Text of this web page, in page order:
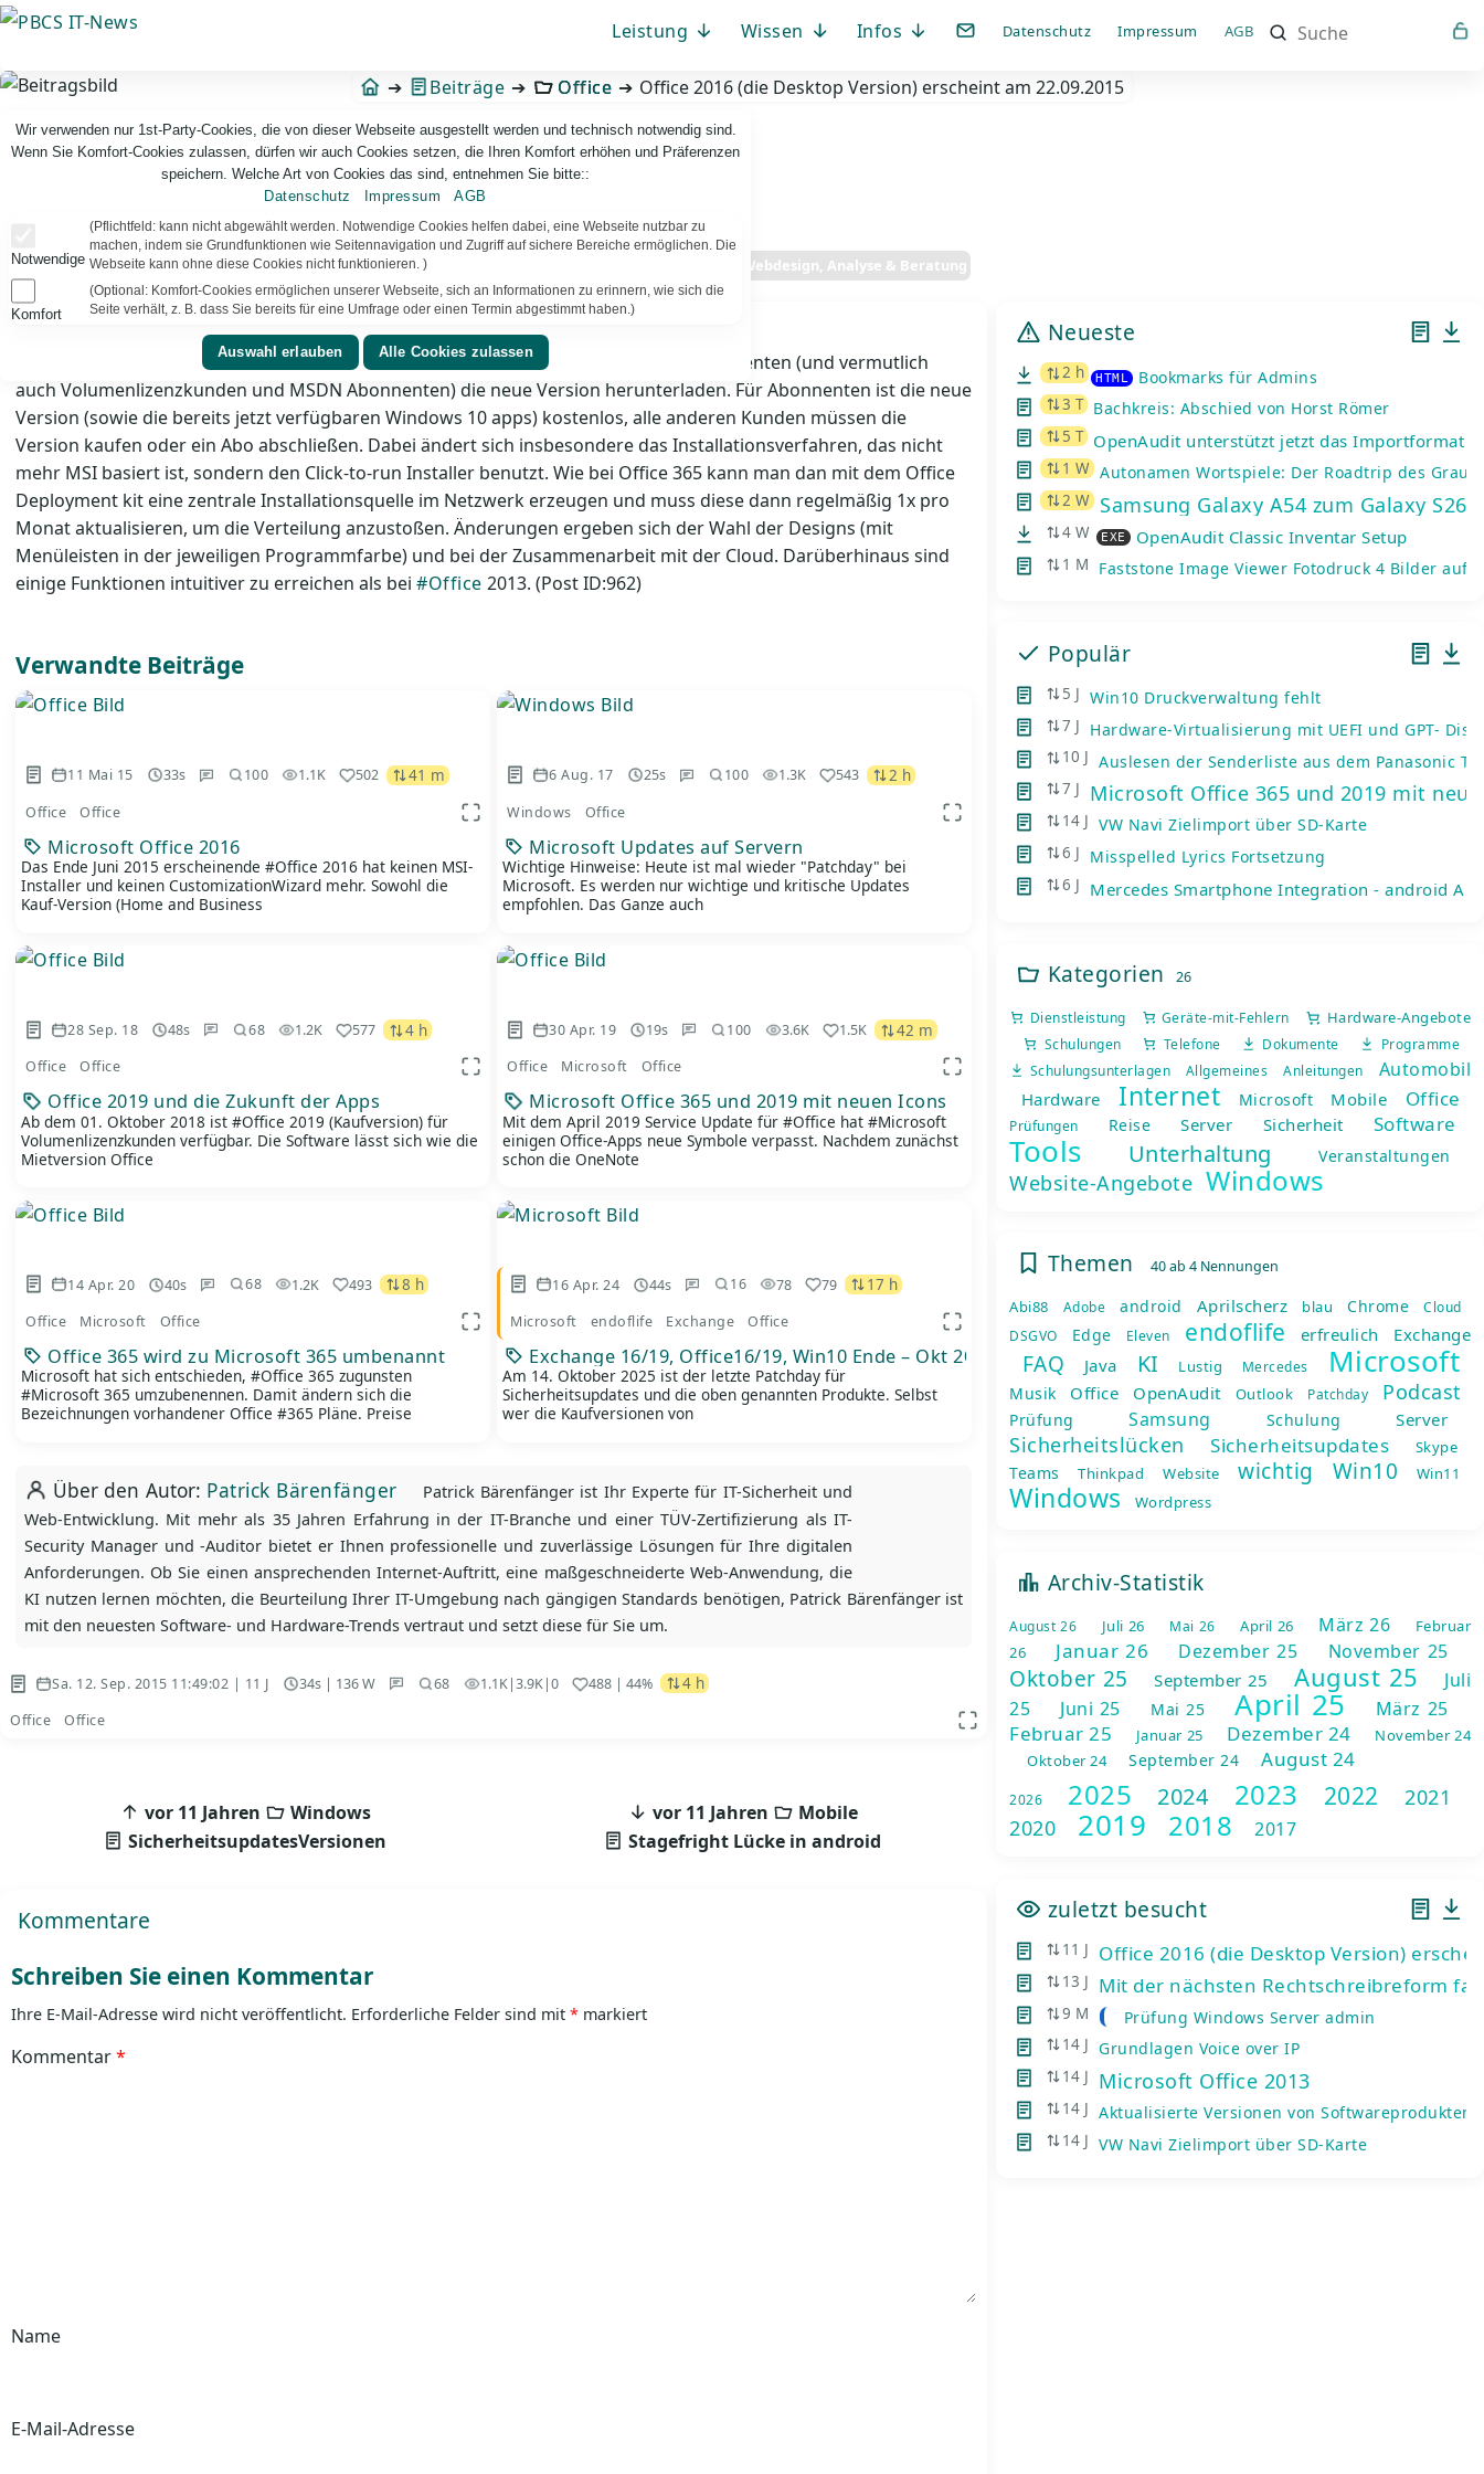
Direkt
Inhalt
Leistung Wissen Infos Datenschutz Impressum AGB
Beiträge Office Office 2016 (die Desktop Version) erscheint am 22.09.2015
PBCS IT-News – IT. Web. Einfach. Webdesign, Analyse & Beratung
Office 2016 (die Desktop Version) erscheint am 22.09.2015
Das gab Microsoft nun offiziell bekannt. Ab diesem Zeitpunkt können Office 365 Abonnenten (und vermutlich
auch Volumenlizenzkunden und MSDN Abonnenten) die neue Version herunterladen. Für Abonnenten ist die neue
Version (sowie die bereits jetzt verfügbaren Windows 10 apps) kostenlos, alle anderen Kunden müssen die
Version kaufen oder ein Abo abschließen. Dabei ändert sich insbesondere das Installationsverfahren, das nicht
mehr MSI basiert ist, sondern den Click-to-run Installer benutzt. Wie bei Office 365 kann man dan mit dem Office
Deployment kit eine zentrale Installationsquelle im Netzwerk erzeugen und muss diese dann regelmäßig 1x pro
Monat aktualisieren, um die Verteilung anzustoßen. Änderungen ergeben sich der Wahl der Designs (mit
Menüleisten in der jeweiligen Programmfarbe) und bei der Zusammenarbeit mit der Cloud. Darüberhinaus sind
einige Funktionen intuitiver zu erreichen als bei #Office 2013. (Post ID:962)
Verwandte Beiträge
11 Mai 15 33s 100 1.1K 502 41 m
Office Office
App Ansicht
Microsoft Office 2016
Das Ende Juni 2015 erscheinende #Office 2016 hat keinen MSI-
Installer und keinen CustomizationWizard mehr. Sowohl die
Kauf-Version (Home and Business
6 Aug. 17 25s 100 1.3K 543 2 h
Windows Office
App Ansicht
Microsoft Updates auf Servern
Wichtige Hinweise: Heute ist mal wieder "Patchday" bei
Microsoft. Es werden nur wichtige und kritische Updates
empfohlen. Das Ganze auch
28 Sep. 18 48s 68 1.2K 577 4 h
Office Office
App Ansicht
Office 2019 und die Zukunft der Apps
Ab dem 01. Oktober 2018 ist #Office 2019 (Kaufversion) für
Volumenlizenzkunden verfügbar. Die Software lässt sich wie die
Mietversion Office
30 Apr. 19 19s 100 3.6K 1.5K 42 m
Office Microsoft Office
App Ansicht
Microsoft Office 365 und 2019 mit neuen Icons
Mit dem April 2019 Service Update für #Office hat #Microsoft
einigen Office-Apps neue Symbole verpasst. Nachdem zunächst
schon die OneNote
14 Apr. 20 40s 68 1.2K 493 8 h
Office Microsoft Office
App Ansicht
Office 365 wird zu Microsoft 365 umbenannt
Microsoft hat sich entschieden, #Office 365 zugunsten
#Microsoft 365 umzubenennen. Damit ändern sich die
Bezeichnungen vorhandener Office #365 Pläne. Preise
16 Apr. 24 44s 16 78 79 17 h
Microsoft endoflife Exchange Office
App Ansicht
Exchange 16/19, Office16/19, Win10 Ende – Okt 2025
Am 14. Oktober 2025 ist der letzte Patchday für
Sicherheitsupdates und die oben genannten Produkte. Selbst
wer die Kaufversionen von
Über den Autor: Patrick Bärenfänger
Patrick Bärenfänger ist Ihr Experte für IT-Sicherheit und
Web-Entwicklung. Mit mehr als 35 Jahren Erfahrung in der IT-Branche und einer TÜV-Zertifizierung als IT-
Security Manager und -Auditor bietet er Ihnen professionelle und zuverlässige Lösungen für Ihre digitalen
Anforderungen. Ob Sie einen ansprechenden Internet-Auftritt, eine maßgeschneiderte Web-Anwendung, die
KI nutzen lernen möchten, die Beurteilung Ihrer IT-Umgebung nach gängigen Standards benötigen, Patrick Bärenfänger ist
mit den neuesten Software- und Hardware-Trends vertraut und setzt diese für Sie um.
Sa. 12. Sep. 2015 11:49:02 | 11 J 34s | 136 W 68 1.1K|3.9K|0 488| 44% 4 h
Office Office App Ansicht
vor 11 Jahren
Windows
SicherheitsupdatesVersionen
vor 11 Jahren
Mobile
Stagefright Lücke in android
Kommentare
Schreiben Sie einen Kommentar
Ihre E-Mail-Adresse wird nicht veröffentlicht. Erforderliche Felder sind mit * markiert
Kommentar*
Name
E-Mail-Adresse
Neueste
2 h HTML Bookmarks für Admins
3 T Bachkreis: Abschied von Horst Römer
5 T OpenAudit unterstützt jetzt das Importformat
1 W Autonamen Wortspiele: Der Roadtrip des
2 W Samsung Galaxy A54 zum Galaxy
4 W EXE OpenAudit Classic Inventar Setup
1 M Faststone Image Viewer Fotodruck 4 Bilder auf
Populär
5 J Win10 Druckverwaltung fehlt
7 J Hardware-Virtualisierung mit UEFI und GPT-
10 J Auslesen der Senderliste aus dem Panasonic TV
7 J Microsoft Office 365 und 2019 mit
14 J VW Navi Zielimport über SD-Karte
6 J Misspelled Lyrics Fortsetzung
6 J Mercedes Smartphone Integration - android
Kategorien 26
Dienstleistung Geräte-mit-Fehlern Hardware-Angebote
Schulungen Telefone Dokumente
Programme
Schulungsunterlagen
Allgemeines Anleitungen Automobil
Hardware Internet Microsoft Mobile Office
Prüfungen Reise Server Sicherheit Software
Tools Unterhaltung Veranstaltungen
Website-Angebote Windows
Themen 40 ab 4 Nennungen
Abi88 Adobe android Aprilscherz blau Chrome
Cloud
DSGVO
Edge Eleven endoflife erfreulich Exchange
FAQ Java KI Lustig Mercedes Microsoft
Musik Office OpenAudit Outlook Patchday Podcast
Prüfung Samsung Schulung Server
Sicherheitslücken Sicherheitsupdates Skype
Teams Thinkpad Website wichtig Win10 Win11
Windows Wordpress
Archiv-Statistik
August 26 Juli 26 Mai 26 April 26 März 26
Februar
26
Januar 26 Dezember 25 November 25
Oktober 25 September 25 August 25
Juli
25
Juni 25 Mai 25 April 25 März 25
Februar 25 Januar 25 Dezember 24
November 24
Oktober 24
September 24 August 24
2026 2025 2024 2023 2022
2021
2020
2019 2018 2017
zuletzt besucht
11 J Office 2016 (die Desktop Version)
13 J Mit der nächsten Rechtschreibreform
9 M Prüfung Windows Server admin
14 J Grundlagen Voice over IP
14 J Microsoft Office 2013
14 J Aktualisierte Versionen von Softwareprodukten
14 J VW Navi Zielimport über SD-Karte
Wir verwenden nur 1st-Party-Cookies, die von dieser Webseite ausgestellt werden und technisch notwendig sind.
Wenn Sie Komfort-Cookies zulassen, dürfen wir auch Cookies setzen, die Ihren Komfort erhöhen und Präferenzen
speichern. Welche Art von Cookies das sind, entnehmen Sie bitte::
Datenschutz
Impressum AGB
Notwendige
(Pflichtfeld: kann nicht abgewählt werden. Notwendige Cookies helfen dabei, eine Webseite nutzbar zu
machen, indem sie Grundfunktionen wie Seitennavigation und Zugriff auf sichere Bereiche ermöglichen. Die
Webseite kann ohne diese Cookies nicht funktionieren. )
Komfort
(Optional: Komfort-Cookies ermöglichen unserer Webseite, sich an Informationen zu erinnern, wie sich die
Seite verhält, z. B. dass Sie bereits für eine Umfrage oder einen Termin abgestimmt haben.)